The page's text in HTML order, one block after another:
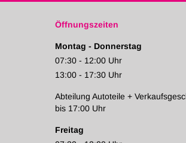
Öffnungszeiten
Montag - Donnerstag
07:30 - 12:00 Uhr
13:00 - 17:30 Uhr
Abteilung Autoteile +
bis 17:00 Uhr
Freitag